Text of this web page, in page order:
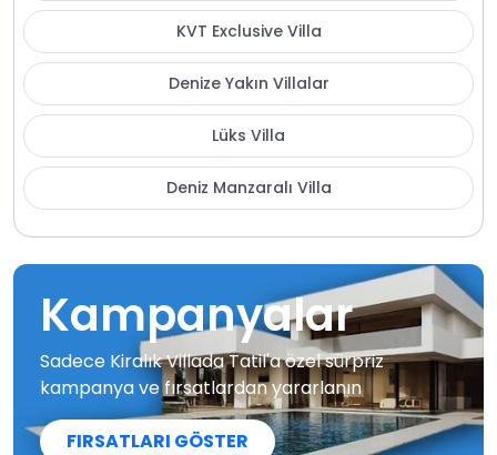
KVT Exclusive Villa
Denize Yakın Villalar
Lüks Villa
Deniz Manzaralı Villa
Kampanyalar
Sadece Kiralık Villada Tatil'a özel sürpriz
kampanya ve fırsatlardan yararlanın
FIRSATLARI GÖSTER